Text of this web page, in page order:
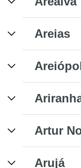
Areias
Artur
Arujá